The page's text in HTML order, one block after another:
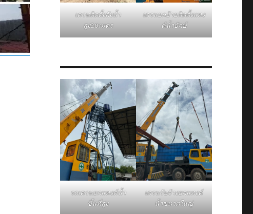
เครนติดตั้งถังน้ำ
สูง20เมตร
เครนยกย้ายติดตั้งแทง
ค์น้ำยักษ์
รถเครนยกแทงค์น้ำ
ขึ้นที่สูง
เครนรับจ้างยกแทงค์
น้ำขนาดใหญ่